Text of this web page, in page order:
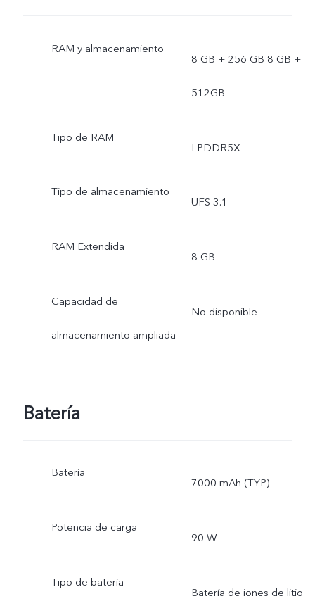
RAM y almacenamiento
8 GB + 256 GB 8 GB +
512GB
Tipo de RAM
LPDDR5X
Tipo de almacenamiento
UFS 3.1
RAM Extendida
8 GB
Capacidad de
almacenamiento ampliada
No disponible
Batería
Batería
7000 mAh (TYP)
Potencia de carga
90 W
Tipo de batería
Batería de iones de litio